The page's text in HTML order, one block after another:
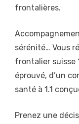
frontalières.
sérénité… Vous
frontalier suisse
éprouvé, d’un
santé à 1.1
Prenez une